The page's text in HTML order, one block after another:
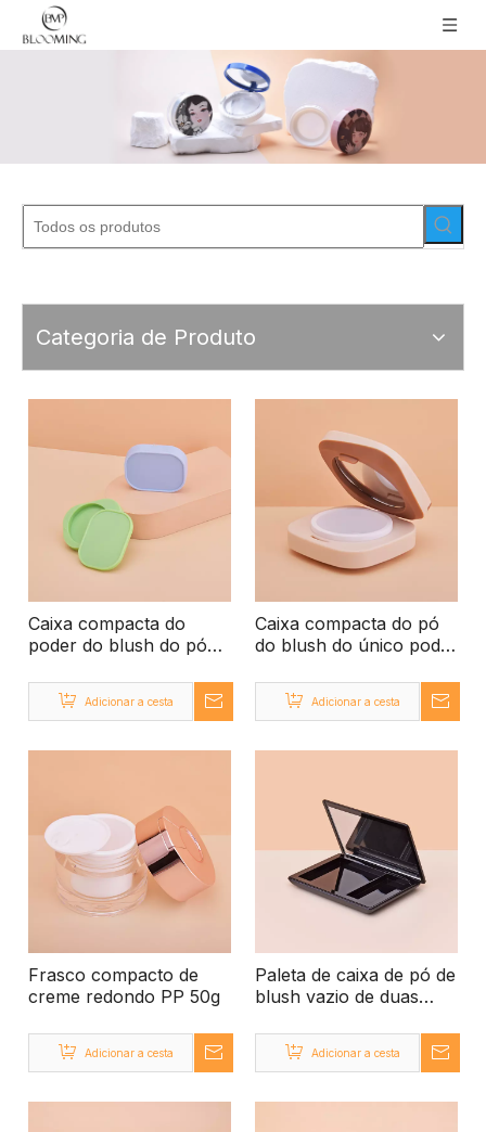
Categoria de Produto
Caixa compacta do
poder do blush do pó
Adicionar a cesta
Caixa compacta do pó
do blush do único poder
Adicionar a cesta
Frasco compacto de
creme redondo PP 50g
Adicionar a cesta
Paleta de caixa de pó de
blush vazio de duas
puff com espelho
Adicionar a cesta